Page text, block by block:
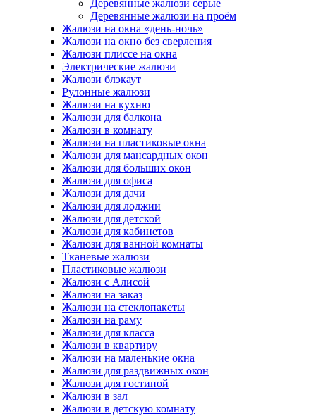
Деревянные жалюзи серые
Деревянные жалюзи на проём
Жалюзи на окна «день-ночь»
Жалюзи на окно без сверления
Жалюзи плиссе на окна
Электрические жалюзи
Жалюзи блэкаут
Рулонные жалюзи
Жалюзи на кухню
Жалюзи для балкона
Жалюзи в комнату
Жалюзи на пластиковые окна
Жалюзи для мансардных окон
Жалюзи для больших окон
Жалюзи для офиса
Жалюзи для дачи
Жалюзи для лоджии
Жалюзи для детской
Жалюзи для кабинетов
Жалюзи для ванной комнаты
Тканевые жалюзи
Пластиковые жалюзи
Жалюзи с Алисой
Жалюзи на заказ
Жалюзи на стеклопакеты
Жалюзи на раму
Жалюзи для класса
Жалюзи в квартиру
Жалюзи на маленькие окна
Жалюзи для раздвижных окон
Жалюзи для гостиной
Жалюзи в зал
Жалюзи в детскую комнату